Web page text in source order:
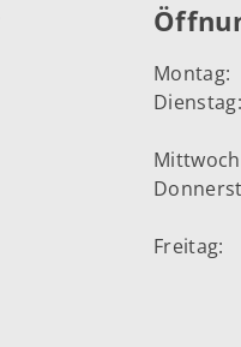
Montag:
Dienstag:
Freitag: